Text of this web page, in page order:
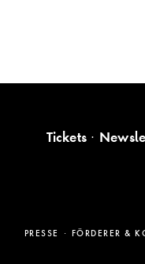
Tickets
PRESSE FÖRDERER &